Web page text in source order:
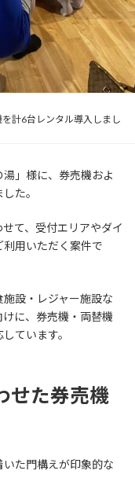
計6台レンタル導入しまし
」様に、券売機およ
た。
て、受付エリアやダイ
用いただく案件で
設・レジャー施設な
に、券売機・両替機
ています。
せた券売機
た門構えが印象的な